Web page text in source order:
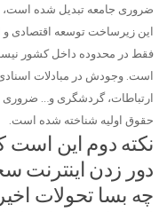
ضروری جامعه تبدیل شده است،
این زیرساخت توسعه اقتصادی و
فقط در محدوده داخل کشور
است. وجودش در مبادلات
ارتباطات، گردشگری و…
حقوق اولیه شناخته شده است.
نکته دوم این است
دور زدن
چه بسا تحولات